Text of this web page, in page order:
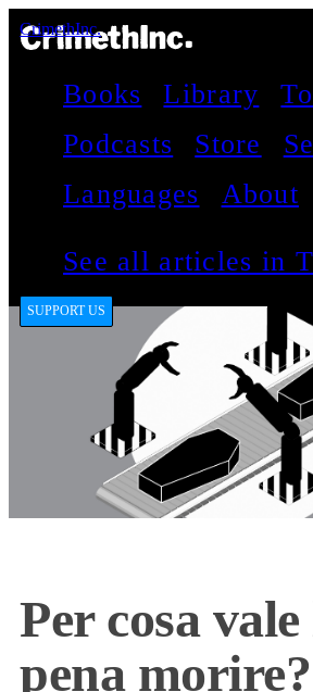
CrimethInc.
Books Library
Podcasts
Store
Languages
About
See all articles in
SUPPORT US
Per cosa
pena morire?